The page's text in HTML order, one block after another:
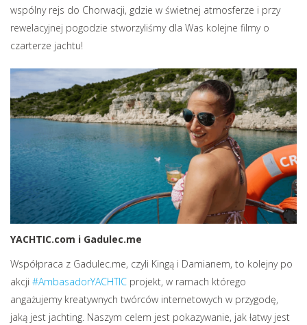
wspólny rejs do Chorwacji, gdzie w świetnej atmosferze i przy
rewelacyjnej pogodzie stworzyliśmy dla Was kolejne filmy o
czarterze jachtu!
YACHTIC.com i Gadulec.me
Współpraca z Gadulec.me, czyli Kingą i Damianem, to kolejny po
akcji #AmbasadorYACHTIC projekt, w ramach którego
angażujemy kreatywnych twórców internetowych w przygodę,
jaką jest jachting. Naszym celem jest pokazywanie, jak łatwy jest